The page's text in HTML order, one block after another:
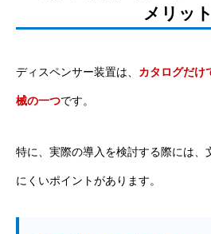
メリット
ディスペンサー装置は、 カタログだけ
械の一つです。
特に、実際の導入を検討する際には、
にくいポイントがあります。